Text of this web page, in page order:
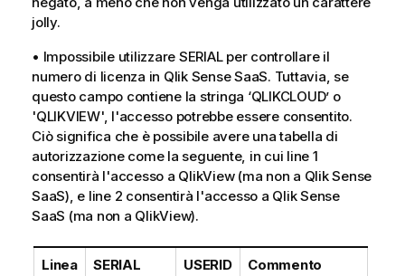
jolly.
• Impossibile utilizzare SERIAL per controllare il
numero di licenza in Qlik Sense SaaS. Tuttavia, se
questo campo contiene la stringa ‘QLIKCLOUD’ o
'QLIKVIEW', l'accesso potrebbe essere consentito.
Ciò significa che è possibile avere una tabella di
autorizzazione come la seguente, in cui line 1
consentirà l'accesso a QlikView (ma non a Qlik Sense
SaaS), e line 2 consentirà l'accesso a Qlik Sense
SaaS (ma non a QlikView).
Linea SERIAL USERID Commento